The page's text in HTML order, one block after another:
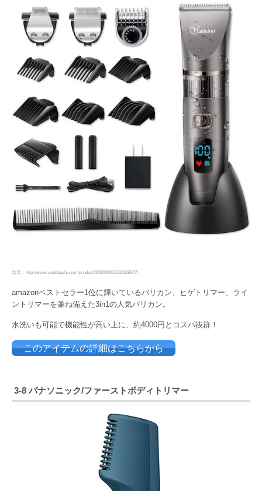
出典：http://www.yodobashi.com/product/100000001002169347/
amazonベストセラー1位に輝いているバリカン、ヒゲトリマー、ライ
ントリマーを兼ね備えた3in1の人気バリカン。
水洗いも可能で機能性が高い上に、約4000円とコスパ抜群！
このアイテムの詳細はこちらから
3-8 パナソニック/ファーストボディトリマー